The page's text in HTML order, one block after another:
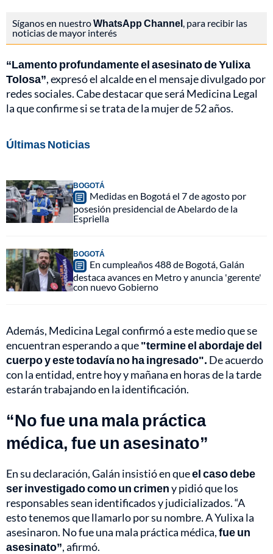
Síganos en nuestroWhatsApp Channel , para recibir las
noticias de mayor interés
“Lamento profundamente el asesinato de Yulixa
Tolosa”, expresó el alcalde en el mensaje divulgado por
redes sociales. Cabe destacar que será Medicina Legal
la que confirme si se trata de la mujer de 52 años.
Últimas Noticias
BOGOTÁ
Medidas en Bogotá el 7 de agosto por
posesión presidencial de Abelardo de la
Espriella
BOGOTÁ
En cumpleaños 488 de Bogotá, Galán
destaca avances en Metro y anuncia 'gerente'
con nuevo Gobierno
Además, Medicina Legal confirmó a este medio que se
encuentran esperando a que"termine el abordaje del
cuerpo y este todavía no ha ingresado". De acuerdo
con la entidad, entre hoy y mañana en horas de la tarde
estarán trabajando en la identificación.
“No fue una mala práctica
médica, fue un asesinato”
En su declaración, Galán insistió en queel caso debe
ser investigado como un crimeny pidió que los
responsables sean identificados y judicializados. “A
esto tenemos que llamarlo por su nombre. A Yulixa la
asesinaron. No fue una mala práctica médica,fue un
asesinato”, afirmó.